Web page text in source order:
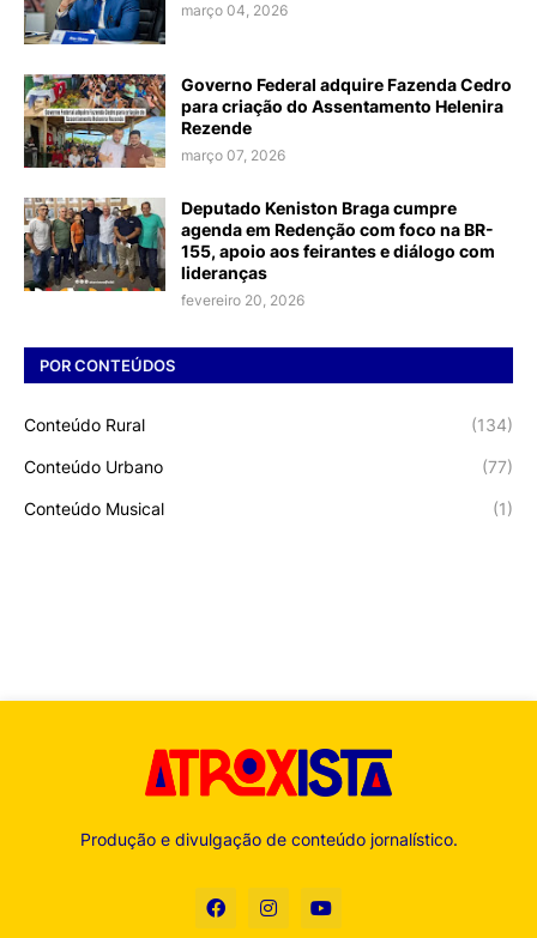
março 04, 2026
Governo Federal adquire Fazenda Cedro
para criação do Assentamento Helenira
Rezende
março 07, 2026
Deputado Keniston Braga cumpre
agenda em Redenção com foco na BR-
155, apoio aos feirantes e diálogo com
lideranças
fevereiro 20, 2026
POR CONTEÚDOS
Conteúdo Rural (134)
Conteúdo Urbano (77)
Conteúdo Musical (1)
Produção e divulgação de conteúdo jornalístico.